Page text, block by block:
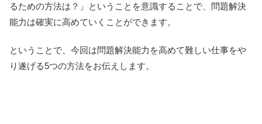
るための方法は？」ということを意識することで、問題解決
能力は確実に高めていくことができます。
ということで、今回は問題解決能力を高めて難しい仕事をや
り遂げる5つの方法をお伝えします。